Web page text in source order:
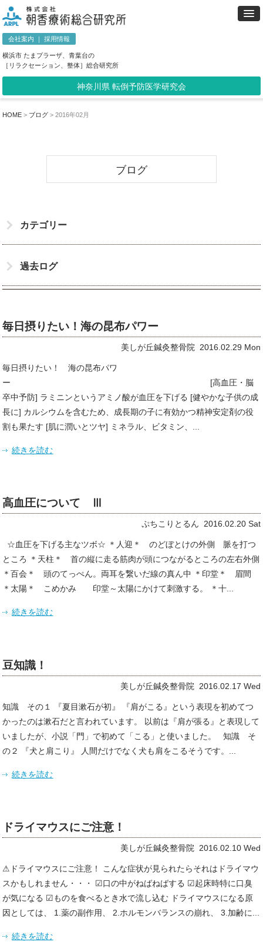
会社案内 ｜採用情報
横浜市 たまプラーザ、青葉台の
［リラクセーション、整体］総合研究所
神奈川県 転倒予防医学研究会
HOME > ブログ > 2016年02月
ブログ
カテゴリー
過去ログ
毎日摂りたい！海の昆布パワー
美しが丘鍼灸整骨院 2016.02.29 Mon
毎日摂りたい！ 海の昆布パワ
ー [高血圧・脳
卒中予防] ラミニンというアミノ酸が血圧を下げる [健やかな子供の成
長に] カルシウムを含むため、成長期の子に有効かつ精神安定剤の役
割も果たす [肌に潤いとツヤ] ミネラル、ビタミン、...
続きを読む
高血圧について Ⅲ
ぷちこりとるん 2016.02.20 Sat
☆血圧を下げる主なツボ☆ ＊人迎＊ のどぼとけの外側 脈を打つ
ところ ＊天柱＊ 首の縦に走る筋肉が頭につながるところの左右外側
＊百会＊ 頭のてっぺん。両耳を繋いだ線の真ん中 ＊印堂＊ 眉間
＊太陽＊ こめかみ 印堂～太陽にかけて刺激する。 ＊十...
続きを読む
豆知識！
美しが丘鍼灸整骨院 2016.02.17 Wed
知識 その１ 『夏目漱石が初』 『肩がこる』という表現を初めてつ
かったのは漱石だと言われています。 以前は『肩が張る』と表現して
いましたが、小説「門」で初めて「こる」と使いました。 知識 そ
の２ 『犬と肩こり』 人間だけでなく犬も肩をこるそうです。...
続きを読む
ドライマウスにご注意！
美しが丘鍼灸整骨院 2016.02.10 Wed
⚠ドライマウスにご注意！ こんな症状が見られたらそれはドライマウ
スかもしれません・・・ ☑口の中がねばねばする ☑起床時特に口臭
が気になる ☑ものを食べるとき水で流し込む ドライマウスになる原
因としては、 1.薬の副作用、 2.ホルモンバランスの崩れ、 3.加齢に...
続きを読む